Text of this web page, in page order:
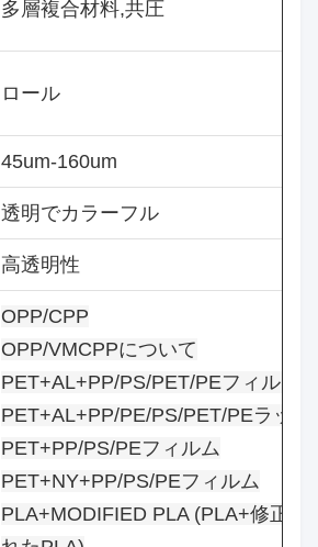
多層複合材料,共圧
ロール
45um-160um
透明でカラーフル
高透明性
OPP/CPP
OPP/VMCPPについて
PET+AL+PP/PS/PET/PEフィルム
PET+AL+PP/PE/PS/PET/PEラック
PET+PP/PS/PEフィルム
PET+NY+PP/PS/PEフィルム
PLA+MODIFIED PLA (PLA+修正さ